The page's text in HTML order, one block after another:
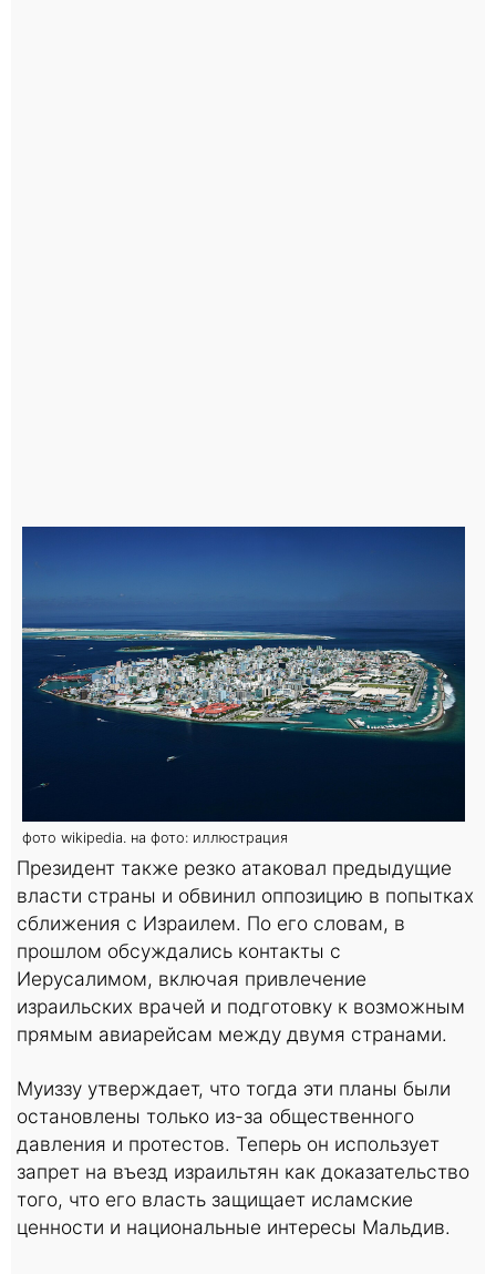
фото wikipedia. на фото: иллюстрация
Президент также резко атаковал предыдущие
власти страны и обвинил оппозицию в попытках
сближения с Израилем. По его словам, в
прошлом обсуждались контакты с
Иерусалимом, включая привлечение
израильских врачей и подготовку к возможным
прямым авиарейсам между двумя странами.
Муиззу утверждает, что тогда эти планы были
остановлены только из-за общественного
давления и протестов. Теперь он использует
запрет на въезд израильтян как доказательство
того, что его власть защищает исламские
ценности и национальные интересы Мальдив.